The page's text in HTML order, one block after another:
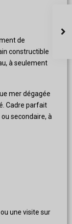
de
constructible
à seulement
mer dégagée
Cadre parfait
secondaire, à
une visite sur